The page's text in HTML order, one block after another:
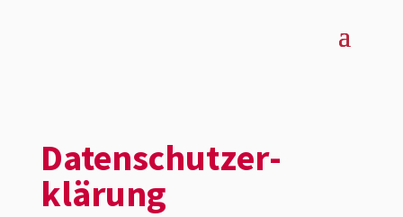
Daten­schutz­er­
klärung